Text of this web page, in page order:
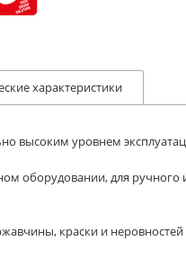
характеристики
высоким уровнем
оборудовании, для ручного
краски и